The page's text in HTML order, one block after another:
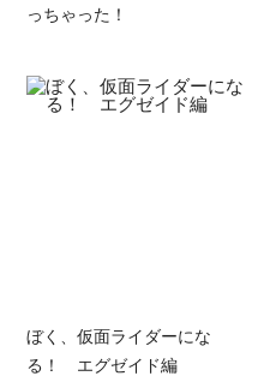
っちゃった！
ぼく、仮面ライダーにな
る！ エグゼイド編